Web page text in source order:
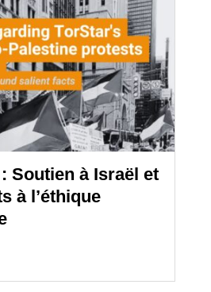
Soutien à Israël et
à l’éthique